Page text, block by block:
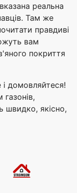
реальна
Там же
правдиві
вам
покриття
домовляйтеся!
газонів,
швидко, якісно,